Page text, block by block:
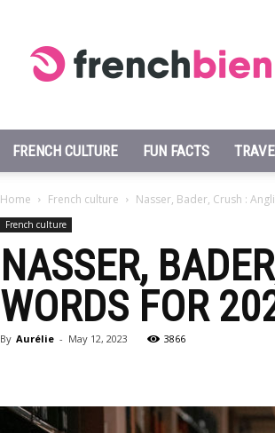
French
Fast
FRENCH CULTURE FUN FACTS
Home French culture Nasser, Bader, Crush :
French culture
NASSER,
WORDS FOR
By Aurélie - May 12, 2023 3866